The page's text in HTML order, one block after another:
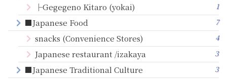
├Gegegeno Kitaro (yokai) 1
■Japanese Food 7
snacks (Convenience Stores) 4
Japanese restaurant /izakaya 3
■Japanese Traditional Culture 3